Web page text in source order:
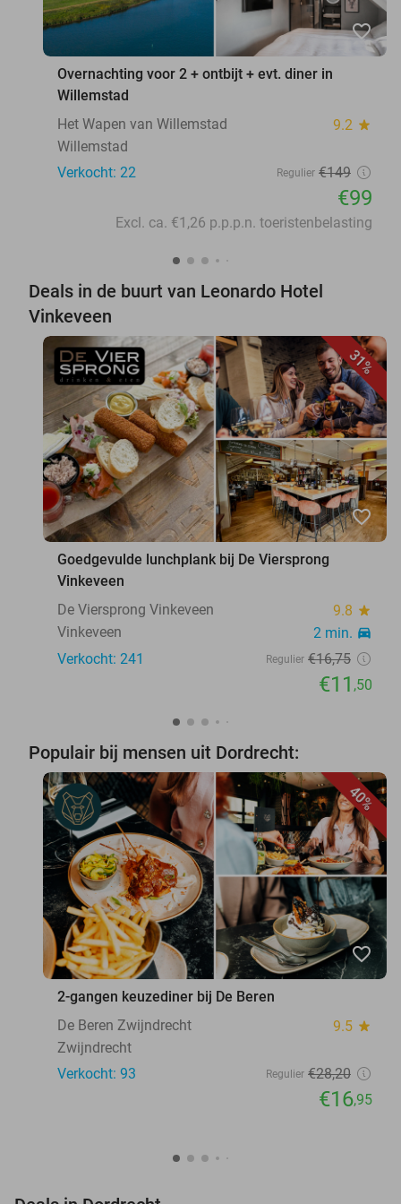
favorite_border
Overnachting voor 2 + ontbijt + evt. diner in
Willemstad
Het Wapen van Willemstad
9.2 star
Willemstad
Verkocht: 22
Regulier €149
€99
Excl. ca. €1,26 p.p.p.n. toeristenbelasting
Deals in de buurt van Leonardo Hotel
Vinkeveen
31%
favorite_border
Goedgevulde lunchplank bij De Viersprong
Vinkeveen
De Viersprong Vinkeveen
9.8 star
Vinkeveen 2 min. directions_car
Verkocht: 241 Regulier €16,75
€11 ,50
Populair bij mensen uit Dordrecht:
40%
favorite_border
2-gangen keuzediner bij De Beren
De Beren Zwijndrecht
9.5 star
Zwijndrecht
Verkocht: 93
Regulier €28,20
€16,95